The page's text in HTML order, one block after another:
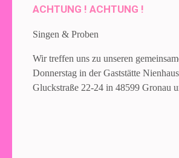
ACHTUNG ! ACHTUNG !
Singen & Proben
Wir treffen uns zu unseren
Donnerstag in der Gaststätte
Gluckstraße 22-24 in 48599 Gronau